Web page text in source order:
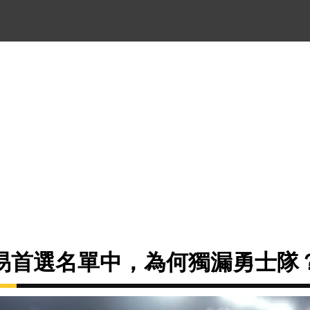
首選名單中，為何獨漏勇士隊